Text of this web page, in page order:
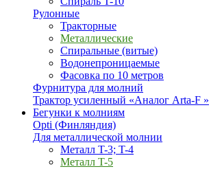
Рулонные
Тракторные
Металлические
Спиральные (витые)
Водонепроницаемые
Фасовка по 10 метров
Фурнитура для молний
Трактор усиленный «Аналог Arta-F »
Бегунки к молниям
Opti (Финляндия)
Для металлической молнии
Металл T-3; T-4
Металл T-5